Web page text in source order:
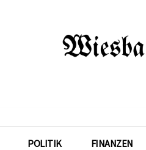
POLITIK FINANZEN